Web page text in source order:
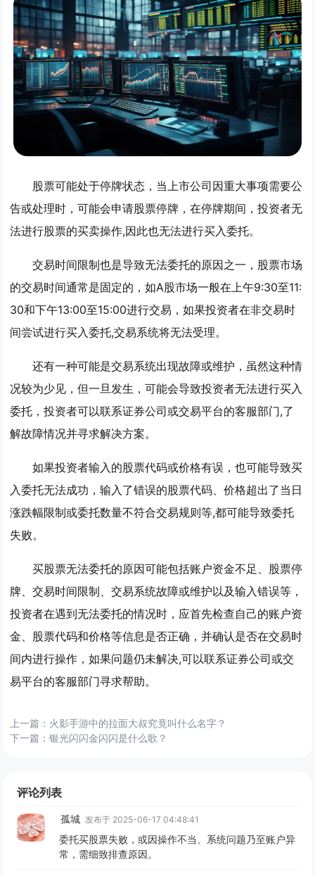
股票可能处于停牌状态，当上市公司因重大事项需要公
告或处理时，可能会申请股票停牌，在停牌期间，投资者无
法进行股票的买卖操作,因此也无法进行买入委托。
交易时间限制也是导致无法委托的原因之一，股票市场
的交易时间通常是固定的，如A股市场一般在上午9:30至11:
30和下午13:00至15:00进行交易，如果投资者在非交易时
间尝试进行买入委托,交易系统将无法受理。
还有一种可能是交易系统出现故障或维护，虽然这种情
况较为少见，但一旦发生，可能会导致投资者无法进行买入
委托，投资者可以联系证券公司或交易平台的客服部门,了
解故障情况并寻求解决方案。
如果投资者输入的股票代码或价格有误，也可能导致买
入委托无法成功，输入了错误的股票代码、价格超出了当日
涨跌幅限制或委托数量不符合交易规则等,都可能导致委托
失败。
买股票无法委托的原因可能包括账户资金不足、股票停
牌、交易时间限制、交易系统故障或维护以及输入错误等，
投资者在遇到无法委托的情况时，应首先检查自己的账户资
金、股票代码和价格等信息是否正确，并确认是否在交易时
间内进行操作，如果问题仍未解决,可以联系证券公司或交
易平台的客服部门寻求帮助。
上一篇： 火影手游中的拉面大叔究竟叫什么名字？
下一篇：银光闪闪金闪闪是什么歌？
评论列表
孤城 发布于 2025-06-17 04:48:41
委托买股票失败，或因操作不当、系统问题乃至账户异
常，需细致排查原因。